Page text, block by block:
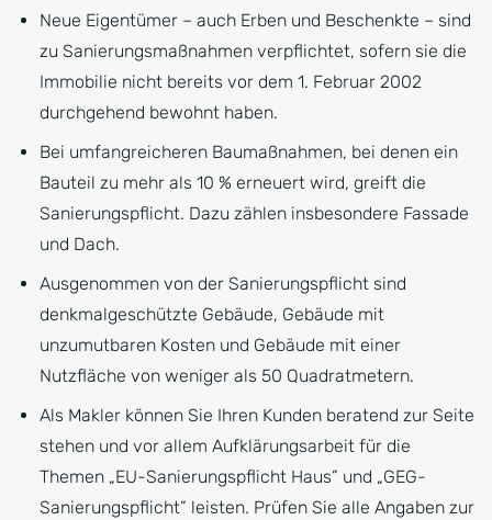
Neue Eigentümer – auch Erben und Beschenkte – sind
zu Sanierungsmaßnahmen verpflichtet, sofern sie die
Immobilie nicht bereits vor dem 1. Februar 2002
durchgehend bewohnt haben.
Bei umfangreicheren Baumaßnahmen, bei denen ein
Bauteil zu mehr als 10 % erneuert wird, greift die
Sanierungspflicht. Dazu zählen insbesondere Fassade
und Dach.
Ausgenommen von der Sanierungspflicht sind
denkmalgeschützte Gebäude, Gebäude mit
unzumutbaren Kosten und Gebäude mit einer
Nutzfläche von weniger als 50 Quadratmetern.
Als Makler können Sie Ihren Kunden beratend zur Seite
stehen und vor allem Aufklärungsarbeit für die
Themen „EU-Sanierungspflicht Haus” und „GEG-
Sanierungspflicht” leisten. Prüfen Sie alle Angaben zur